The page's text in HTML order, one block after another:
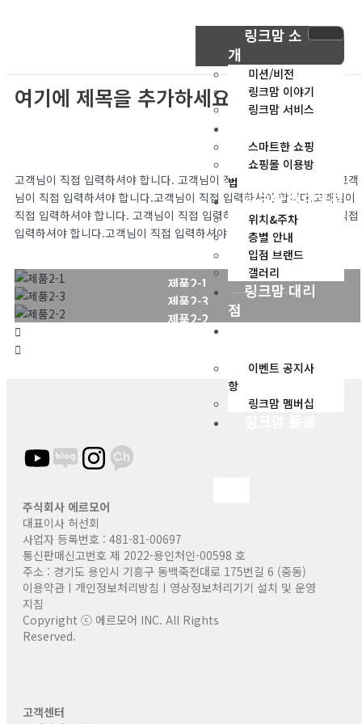
건
너
링크맘 소
개
미션/비전
링크맘 이야기
링크맘 서비스
스마트한 쇼핑
쇼핑몰 이용방
법
링크맘 용인본점
위치&주차
층별 안내
입점 브랜드
갤러리
링크맘 대리
점
이벤트 & 공지
이벤트 공지사
항
링크맘 멤버십
여기에 제목을 추가하세요
고객님이 직접 입력하셔야 합니다. 고객님이 직접 입력하셔야 합니다.고객
님이 직접 입력하셔야 합니다.고객님이 직접 입력하셔야 합니다.고객님이
직접 입력하셔야 합니다. 고객님이 직접 입력하셔야 합니다.고객님이 직접
입력하셔야 합니다.고객님이 직접 입력하셔야 합니다.
제품2-1
제품2-3
제품2-2
주식회사 에르모어
대표이사 허선회
사업자 등록번호 : 481-81-00697
통신판매신고번호 제 2022-용인처인-00598 호
주소 : 경기도 용인시 기흥구 동백죽전대로 175번길 6 (중동)
이용약관 ㅣ 개인정보처리방침 ㅣ 영상정보처리기기 설치 및 운영
지침
Copyright ⓒ 에르모어 INC. All Rights
Reserved.
고객센터